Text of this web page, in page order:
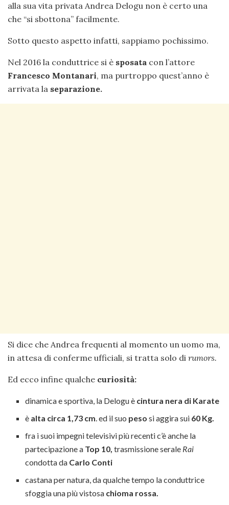
alla sua vita privata Andrea Delogu non è certo una
che “si sbottona” facilmente.
Sotto questo aspetto infatti, sappiamo pochissimo.
Nel 2016 la conduttrice si è sposata con l’attore
Francesco Montanari, ma purtroppo quest’anno è
arrivata la separazione.
Si dice che Andrea frequenti al momento un uomo ma,
in attesa di conferme ufficiali, si tratta solo di rumors.
Ed ecco infine qualche curiosità:
dinamica e sportiva, la Delogu è cintura nera di Karate
è alta circa 1,73 cm. ed il suo peso si aggira sui 60 Kg.
fra i suoi impegni televisivi più recenti c’è anche la
partecipazione a Top 10, trasmissione serale Rai
condotta da Carlo Conti
castana per natura, da qualche tempo la conduttrice
sfoggia una più vistosa chioma rossa.